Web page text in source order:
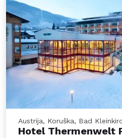
Austrija, Koruška, Bad
Hotel Thermenwelt